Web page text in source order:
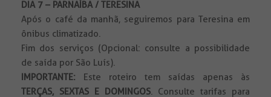
DIA 7 – PARNAÍBA / TERESINA
Após o café da manhã, seguiremos para Teresina em
ônibus climatizado.
Fim dos serviços (Opcional: consulte a possibilidade
de saída por São Luís).
IMPORTANTE:
Este roteiro tem saídas apenas às
TERÇAS, SEXTAS E DOMINGOS. Consulte tarifas para